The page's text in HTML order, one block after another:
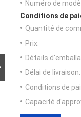
Numéro de
Conditions de
Quantité de
Prix:
Détails
Délai de livraison:
Conditions de
Capacité